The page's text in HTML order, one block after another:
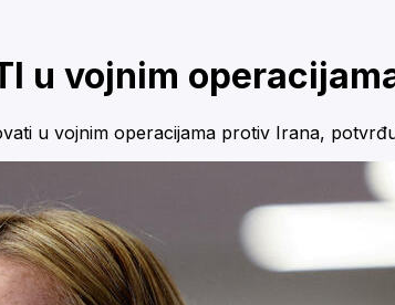
u vojnim
u vojnim operacijama protiv Irana,